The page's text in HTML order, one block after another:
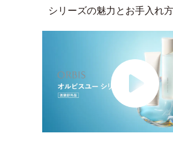
シリーズの魅力とお手入れ